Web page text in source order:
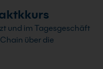
und im Tagesgeschäft
über die